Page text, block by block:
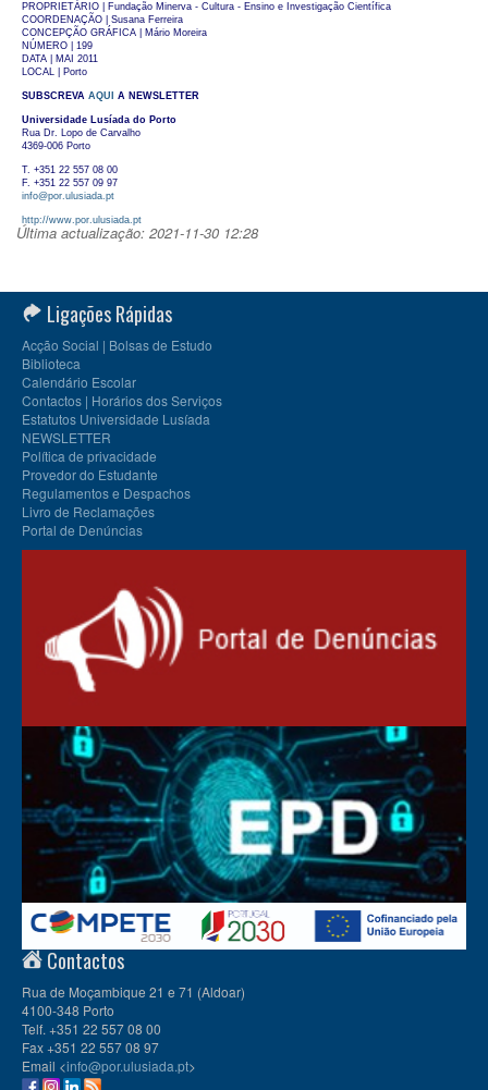
PROPRIETÁRIO | Fundação Minerva - Cultura - Ensino e Investigação Científica
COORDENAÇÃO | Susana Ferreira
CONCEPÇÃO GRÁFICA | Mário Moreira
NÚMERO | 199
DATA | MAI 2011
LOCAL | Porto
SUBSCREVA AQUI A NEWSLETTER
Universidade Lusíada do Porto
Rua Dr. Lopo de Carvalho
4369-006 Porto
T. +351 22 557 08 00
F. +351 22 557 09 97
info@por.ulusiada.pt
http://www.por.ulusiada.pt
Última actualização: 2021-11-30 12:28
Ligações Rápidas
Acção Social | Bolsas de Estudo
Biblioteca
Calendário Escolar
Contactos | Horários dos Serviços
Estatutos Universidade Lusíada
NEWSLETTER
Política de privacidade
Provedor do Estudante
Regulamentos e Despachos
Livro de Reclamações
Portal de Denúncias
Contactos
Rua de Moçambique 21 e 71 (Aldoar)
4100-348 Porto
Telf. +351 22 557 08 00
Fax +351 22 557 08 97
Email <info@por.ulusiada.pt>